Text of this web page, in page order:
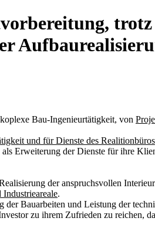
Bau-Ingenieurtätigkeit, von
und für Dienste des Realitionbüros
Erweiterung der Dienste für ihre
der anspruchsvollen
.
Bauarbeiten und Leistung der
zu ihrem Zufrieden zu reichen,